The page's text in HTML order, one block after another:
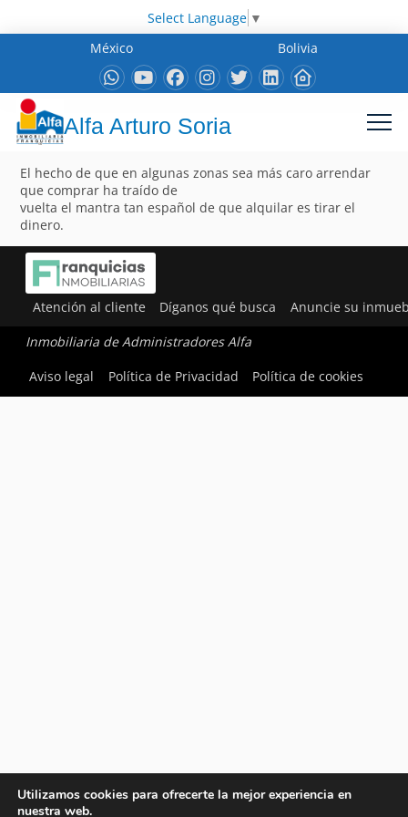
Select Language ▼
México
Bolivia
Alfa Arturo Soria
El hecho de que en algunas zonas sea más caro arrendar
que comprar ha traído de
vuelta el mantra tan español de que alquilar es tirar el
dinero.
Atención al cliente Díganos qué busca Anuncie su
Inmobiliaria de Administradores Alfa
Aviso legal
Política de Privacidad Política de cookies
Utilizamos cookies para ofrecerte la mejor experiencia en
nuestra web.